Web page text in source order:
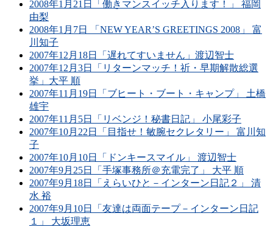
2008年1月21日「働きマンスイッチ入ります！」 福岡
由梨
2008年1月7日 「NEW YEAR’S GREETINGS 2008」 富
川知子
2007年12月18日「遅れてすいません」渡辺智士
2007年12月3日「リターンマッチ！祈・早期解散総選
挙」大平 順
2007年11月19日「ブヒート・ブート・キャンプ」 土橋
雄宇
2007年11月5日「リベンジ！秘書日記」 小尾彩子
2007年10月22日「目指せ！敏腕セクレタリー」 富川知
子
2007年10月10日「ドンキースマイル」 渡辺智士
2007年9月25日「手塚事務所＠充電完了」 大平 順
2007年9月18日「えらいひと－インターン日記２」 清
水 裕
2007年9月10日「友達は両面テープ－インターン日記
１」 大坂理恵